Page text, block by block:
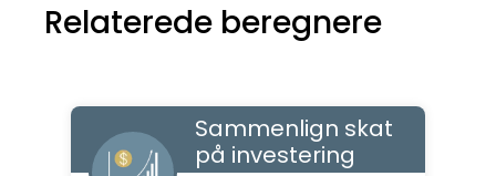
Relaterede beregnere
Sammenlign skat
på investering